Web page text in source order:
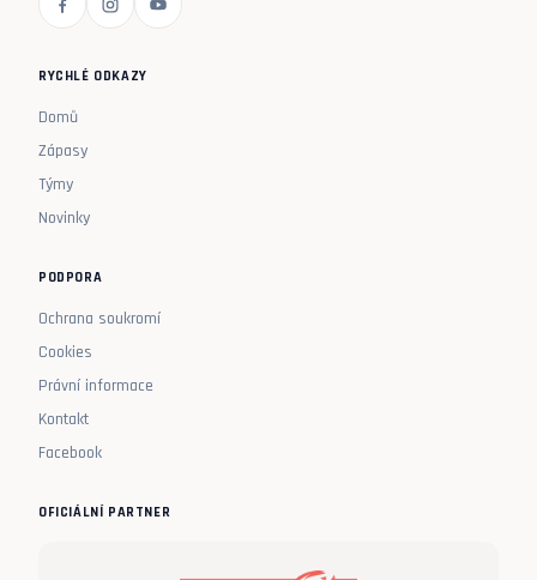
RYCHLÉ ODKAZY
Domů
Zápasy
Týmy
Novinky
PODPORA
Ochrana soukromí
Cookies
Právní informace
Kontakt
Facebook
OFICIÁLNÍ PARTNER